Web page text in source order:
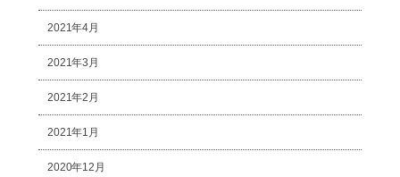
2021年4月
2021年3月
2021年2月
2021年1月
2020年12月